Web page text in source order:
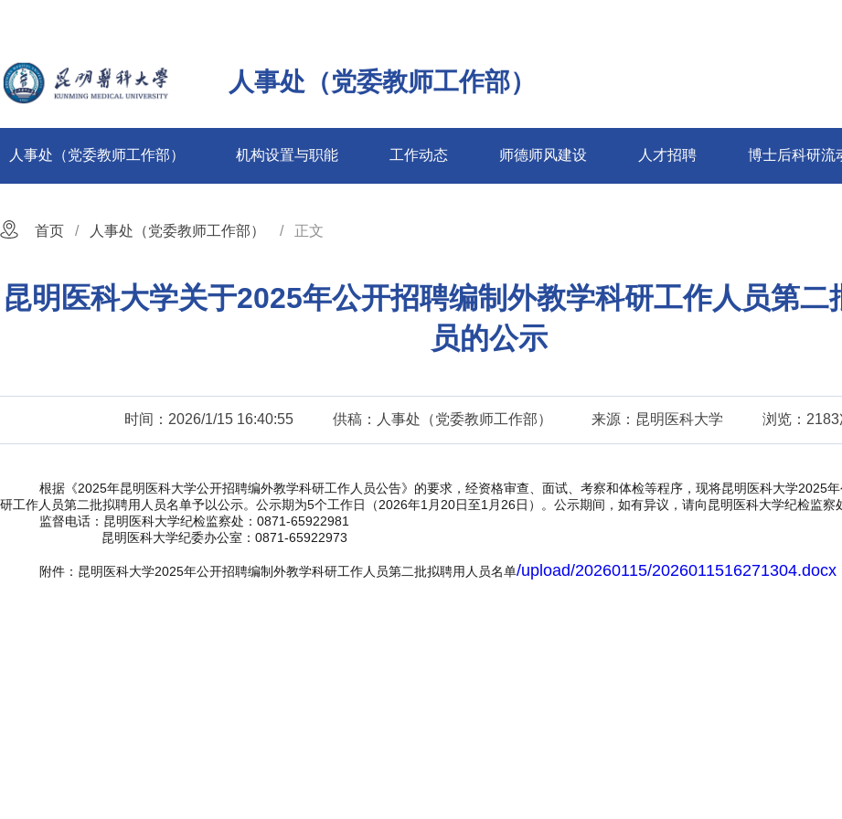
人事处（党委教师工作部）
人事处（党委教师工作部） 机构设置与职能 工作动态 师德师风建设 人才招聘 博士后科研流
首页 人事处（党委教师工作部） 正文
昆明医科大学关于2025年公开招聘编制外教学科研工作人员第二
员的公示
时间：2026/1/15 16:40:55 供稿：人事处（党委教师工作部） 来源：昆明医科大学 浏览：2183
根据《2025年昆明医科大学公开招聘编外教学科研工作人员公告》的要求，经资格审查、面试、考察和体检等程序，现将昆明医科大学2025
研工作人员第二批拟聘用人员名单予以公示。 公示期为5个工作日（2026年1 月20日至1 月 26日）。公示期间，如有异议，请向昆明医科大学纪检监察
监督电话：昆明医科大学纪检监察处： 0871-65922981
昆明医科大学纪委办公室： 0871-65922973
附件：昆明医科大学2025年公开招聘编制外教学科研工作人员第二批拟聘用人员名单/upload/20260115/2026011516271304.docx